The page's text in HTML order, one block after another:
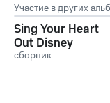
Участие в других
Sing Your Heart
Out Disney
сборник